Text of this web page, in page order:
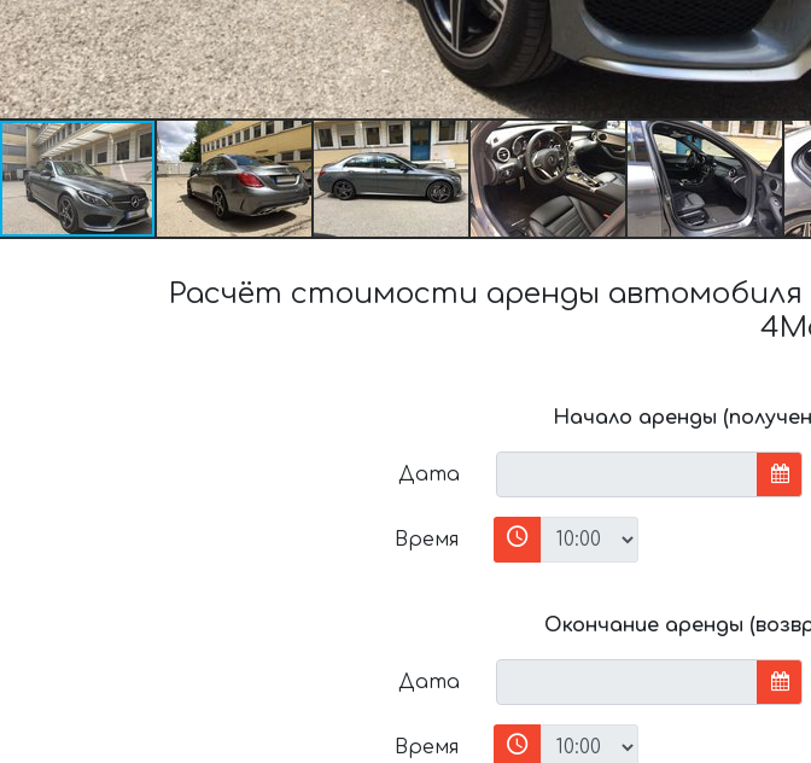
Расчёт стоимости аренды автомобиля
Начало аренды
Дата
Время
Окончание аренды
Дата
Время